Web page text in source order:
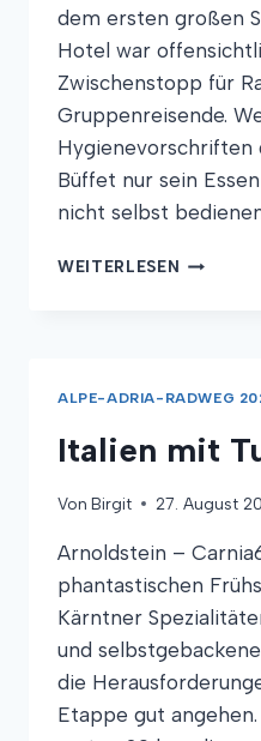
dem ersten großen
Hotel war
Zwischenstopp für
Gruppenreisende.
Hygienevorschriften
Büffet nur sein
nicht selbst
WEITERLESEN
ALPE-ADRIA-RADWEG
Italien mit
Von Birgit 27. August
Arnoldstein –
phantastischen
Kärntner
und
die
Etappe gut